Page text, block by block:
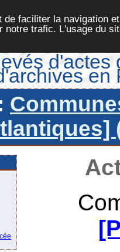
de faciliter la navigation
notre trafic. L'usage du
d'actes
en